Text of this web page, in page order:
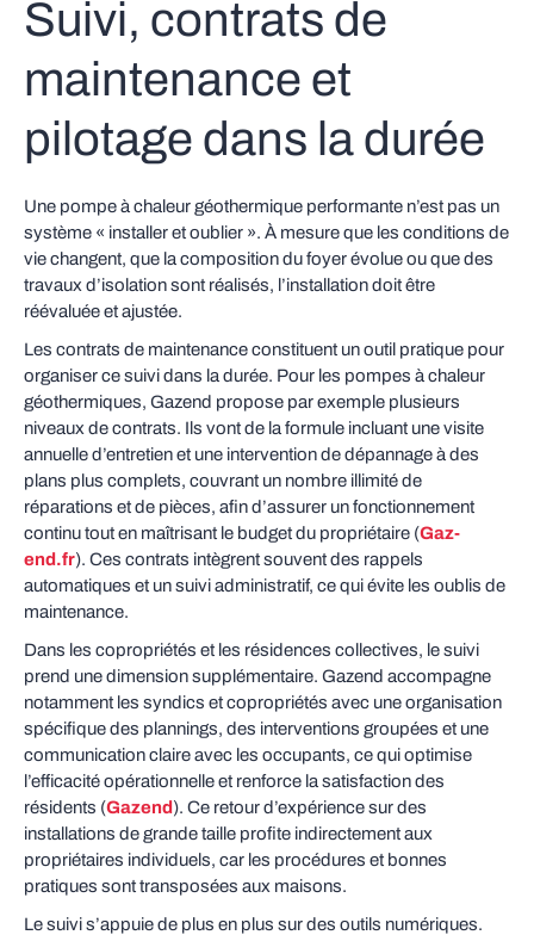
Suivi, contrats de
maintenance et
pilotage dans la durée
Une pompe à chaleur géothermique performante n’est pas un
système « installer et oublier ». À mesure que les conditions de
vie changent, que la composition du foyer évolue ou que des
travaux d’isolation sont réalisés, l’installation doit être
réévaluée et ajustée.
Les contrats de maintenance constituent un outil pratique pour
organiser ce suivi dans la durée. Pour les pompes à chaleur
géothermiques, Gazend propose par exemple plusieurs
niveaux de contrats. Ils vont de la formule incluant une visite
annuelle d’entretien et une intervention de dépannage à des
plans plus complets, couvrant un nombre illimité de
réparations et de pièces, afin d’assurer un fonctionnement
continu tout en maîtrisant le budget du propriétaire (Gaz-
end.fr). Ces contrats intègrent souvent des rappels
automatiques et un suivi administratif, ce qui évite les oublis de
maintenance.
Dans les copropriétés et les résidences collectives, le suivi
prend une dimension supplémentaire. Gazend accompagne
notamment les syndics et copropriétés avec une organisation
spécifique des plannings, des interventions groupées et une
communication claire avec les occupants, ce qui optimise
l’efficacité opérationnelle et renforce la satisfaction des
résidents (Gazend). Ce retour d’expérience sur des
installations de grande taille profite indirectement aux
propriétaires individuels, car les procédures et bonnes
pratiques sont transposées aux maisons.
Le suivi s’appuie de plus en plus sur des outils numériques.